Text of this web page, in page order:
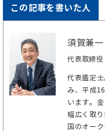
この記事を書いた人
須賀兼一
代表取締役
代表鑑定
み、平成
います。
幅広く取
国のオー